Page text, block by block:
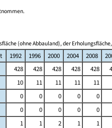
(ohne Abbauland), der
1992 1996 2000 2004 2008
428 428 428 428 428
10 11 11 11 11
0 0 0 0 0
0 0 0 0 0
1 1 2 1 1